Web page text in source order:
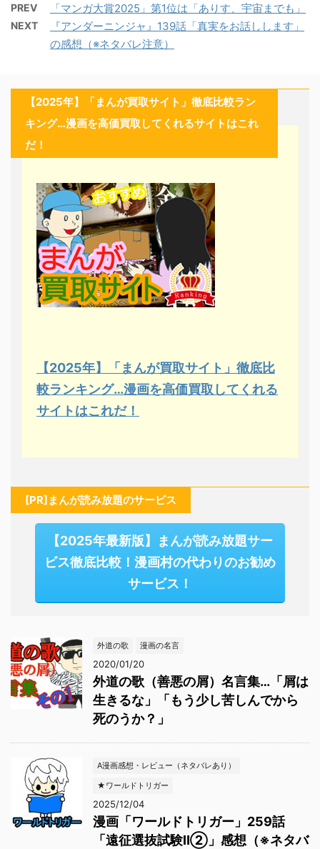
PREV 「マンガ大賞2025」第1位は「ありす、宇宙までも」
NEXT
『アンダーニンジャ』139話「真実をお話しします」
の感想（※ネタバレ注意）
【2025年】「まんが買取サイト」徹底比較ラン
キング…漫画を高価買取してくれるサイトはこれ
だ！
【2025年】「まんが買取サイト」徹底比
較ランキング…漫画を高価買取してくれる
サイトはこれだ！
[PR]まんが読み放題のサービス
【2025年最新版】まんが読み放題サー
ビス徹底比較！漫画村の代わりのお勧め
サービス！
外道の歌 漫画の名言
2020/01/20
外道の歌（善悪の屑）名言集…「屑は
生きるな」「もう少し苦しんでから
死のうか？」
A漫画感想・レビュー（ネタバレあり）
★ワールドトリガー
2025/12/04
漫画「ワールドトリガー」259話
「遠征選抜試験Ⅱ②」感想（※ネタバ